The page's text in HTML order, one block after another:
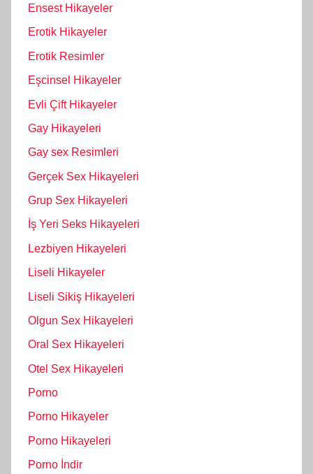
Ensest Hikayeler
Erotik Hikayeler
Erotik Resimler
Eşcinsel Hikayeler
Evli Çift Hikayeler
Gay Hikayeleri
Gay sex Resimleri
Gerçek Sex Hikayeleri
Grup Sex Hikayeleri
İş Yeri Seks Hikayeleri
Lezbiyen Hikayeleri
Liseli Hikayeler
Liseli Sikiş Hikayeleri
Olgun Sex Hikayeleri
Oral Sex Hikayeleri
Otel Sex Hikayeleri
Porno
Porno Hikayeler
Porno Hikayeleri
Porno İndir